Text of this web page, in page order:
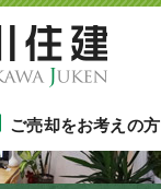
ご売却をお考えの方